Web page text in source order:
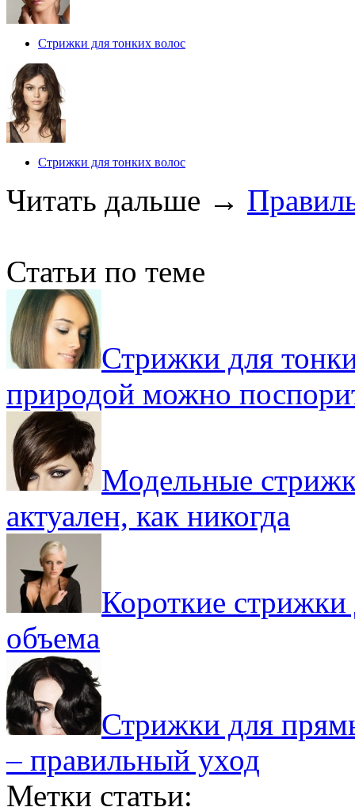
Стрижки для тонких волос
Стрижки для тонких волос
Читать дальше →
Статьи по теме
Стрижки для
природой можно
Модельные
актуален, как никогда
Короткие
объема
Стрижки для
– правильный уход
Метки статьи: